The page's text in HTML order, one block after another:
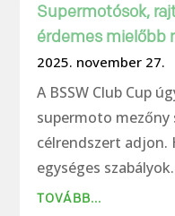
Supermotósok,
érdemes mielőbb
2025. november 27.
A BSSW Club Cup
supermoto
célrendszert adjon.
egységes szabályok.
TOVÁBB...